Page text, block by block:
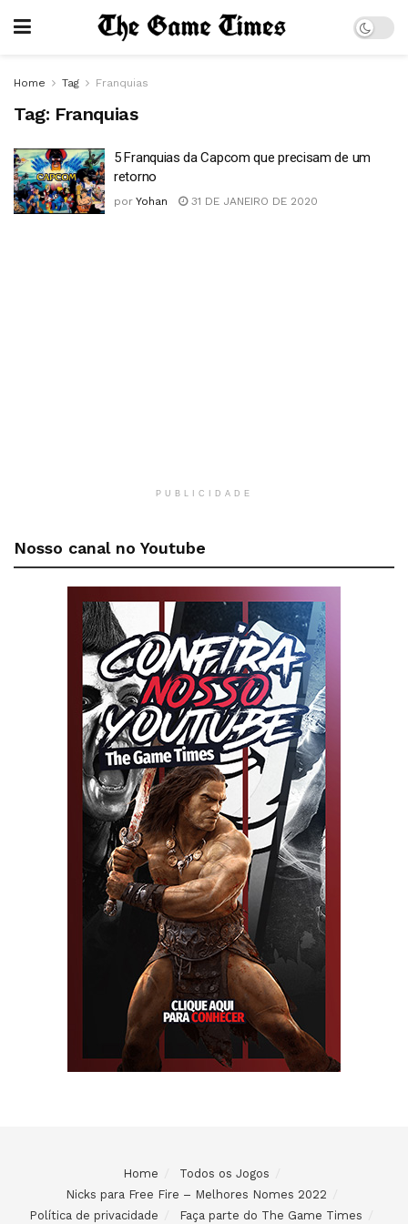
Home Tag Franquias
Tag: Franquias
5 Franquias da Capcom que precisam de um
retorno
por Yohan 31 DE JANEIRO DE 2020
PUBLICIDADE
Nosso canal no Youtube
Home
Todos os Jogos
Nicks para Free Fire – Melhores Nomes 2022
Política de privacidade
Faça parte do The Game Times